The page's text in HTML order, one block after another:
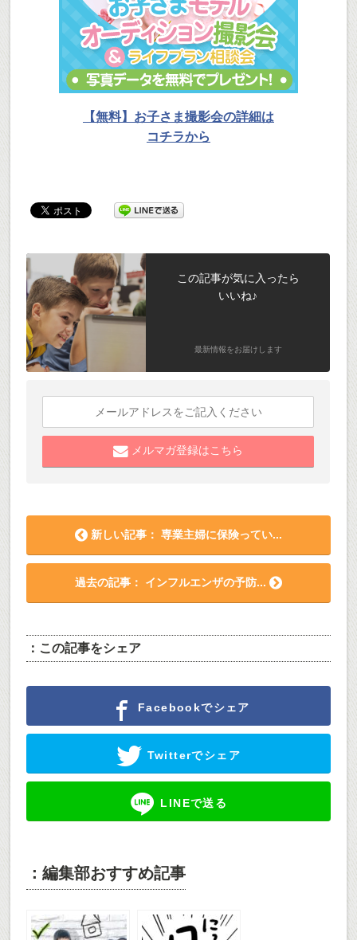
【無料】お子さま撮影会の詳細は
コチラから
この記事が気に入ったら
いいね♪
最新情報をお届けします
メルマガ登録はこちら
新しい記事： 専業主婦に保険ってい...
過去の記事： インフルエンザの予防...
：この記事をシェア
Facebookでシェア
Twitterでシェア
LINEで送る
：編集部おすすめ記事